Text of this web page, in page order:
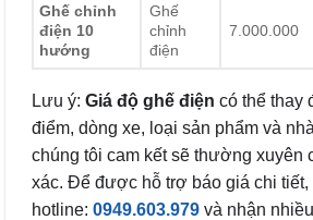
Ghế chỉnh
điện 10
hướng
Ghế
chỉnh
điện
7.000.000
Lưu ý: Giá độ ghế điện có thể thay
điểm, dòng xe, loại sản phẩm và
chúng tôi cam kết sẽ thường xuyên
xác. Để được hỗ trợ báo giá chi tiết,
hotline: 0949.603.979 và nhận